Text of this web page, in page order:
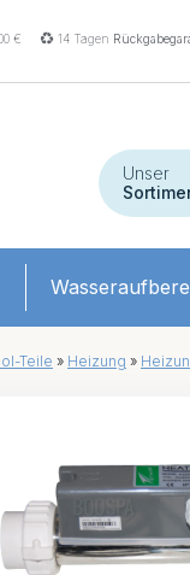
€ 14 Tagen
Unser
Teile » Heizung »